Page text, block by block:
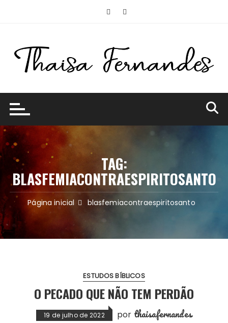
TAG:
BLASFEMIACONTRAESPIRITOSANTO
Página inicial blasfemiacontraespiritosanto
ESTUDOS BÍBLICOS
O PECADO QUE NÃO TEM PERDÃO
19 de julho de 2022 por thaisafernandes